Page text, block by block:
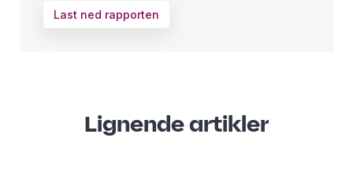
Last ned rapporten
Lignende artikler